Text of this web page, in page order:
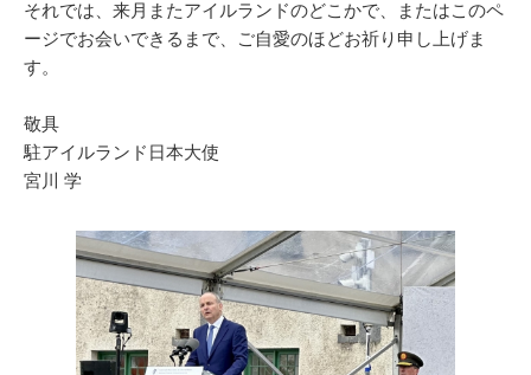
それでは、来月またアイルランドのどこかで、またはこのペ
ージでお会いできるまで、ご自愛のほどお祈り申し上げま
す。
敬具
駐アイルランド日本大使
宮川 学